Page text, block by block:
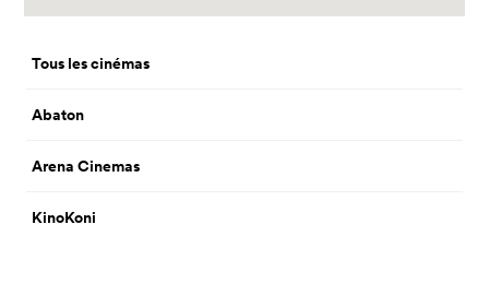
Tous les cinémas
Abaton
Arena Cinemas
KinoKoni